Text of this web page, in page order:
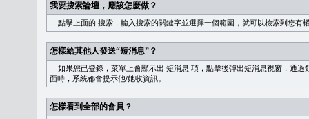
我要搜索論壇，應該怎麼做？
點擊上面的 搜索 ，輸入搜索的關鍵字並選擇一個範圍，就可以檢索到您有
怎樣給其他人發送“短消息”？
如果您已登錄，菜單上會顯示出 短消息 項，點擊後彈出短消息視窗，通過
面時，系統都會提示他/她收資訊。
怎樣看到全部的會員？